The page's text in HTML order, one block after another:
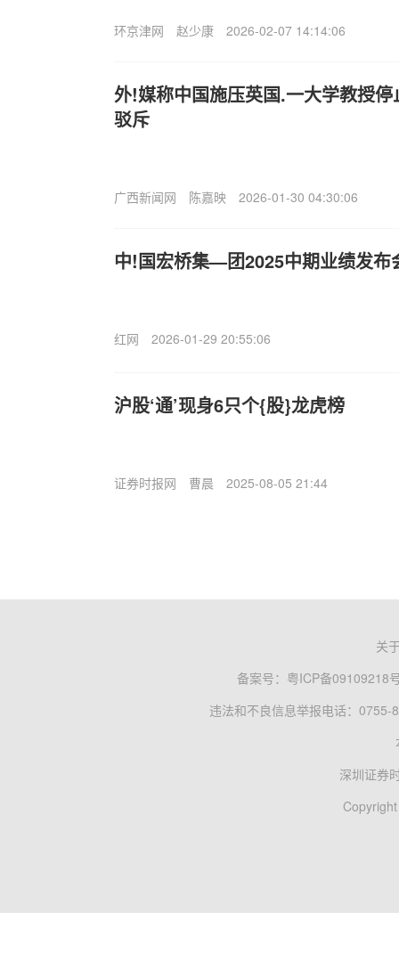
环京津网 赵少康 2026-02-07 14:14:06
外!媒称中国施压英国.一大学教授
驳斥
广西新闻网 陈嘉映 2026-01-30 04:30:06
中!国宏桥集—团2025中期业绩发布
红网 2026-01-29 20:55:06
沪股‘通’现身6只个{股}龙虎榜
证券时报网 曹晨 2025-08-05 21:44
关
备案号： 粤ICP备09109218
违法和不良信息举报电话：0755-
深圳证券